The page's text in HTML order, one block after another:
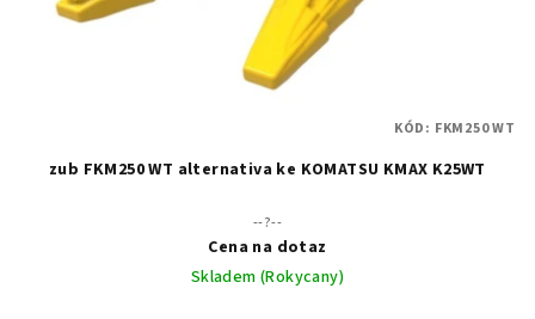
zub FKM250 WT alternativa ke KOMATSU KMAX K25WT
--?--
Cena na dotaz
Skladem (Rokycany)
KÓD: FKM250 WT